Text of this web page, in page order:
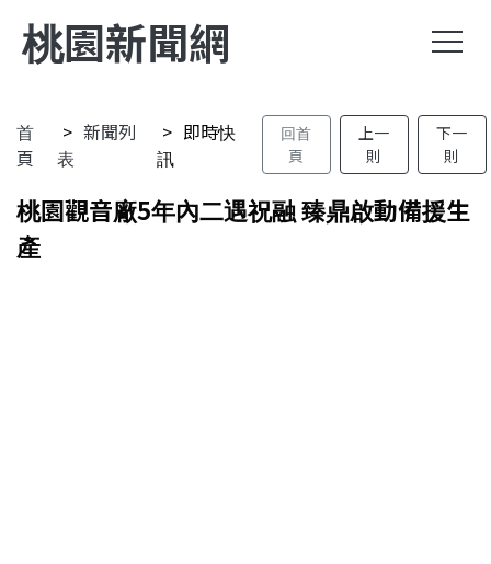
桃園新聞網
首
頁
新聞列
表
即時快
訊
回首
頁
上一
則
下一
則
桃園觀音廠5年內二遇祝融 臻鼎啟動備援生
產